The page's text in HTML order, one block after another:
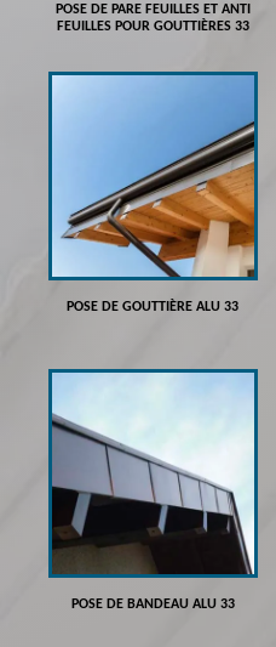
POSE DE PARE FEUILLES ET ANTI
FEUILLES POUR GOUTTIÈRES 33
POSE DE GOUTTIÈRE ALU 33
POSE DE BANDEAU ALU 33